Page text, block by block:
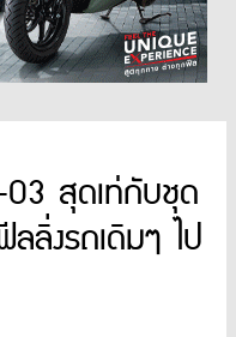
สุดเท่กับชุด
ลิ่งรถเดิมๆ ไป